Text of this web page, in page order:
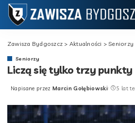
Zawisza Bydgoszcz > Aktualności >Seniorzy
Seniorzy
Liczą się tylko trzy punkty
Posted
Napisane przez Marcin Gołębiowski 5 lat